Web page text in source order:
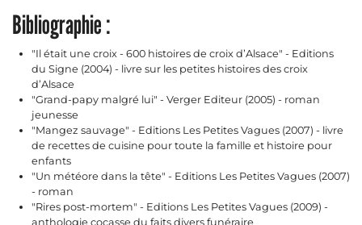
Bibliographie :
"Il était une croix - 600 histoires de croix d’Alsace" - Editions
du Signe (2004) - livre sur les petites histoires des croix
d’Alsace
"Grand-papy malgré lui" - Verger Editeur (2005) - roman
jeunesse
"Mangez sauvage" - Editions Les Petites Vagues (2007) - livre
de recettes de cuisine pour toute la famille et histoire pour
enfants
"Un météore dans la tête" - Editions Les Petites Vagues (2007)
- roman
"Rires post-mortem" - Editions Les Petites Vagues (2009) -
anthologie cocasse du faits divers funéraire